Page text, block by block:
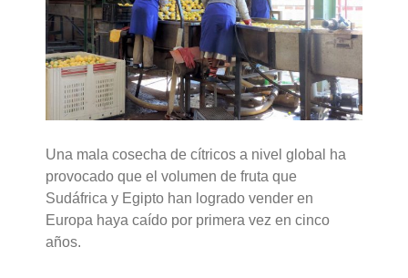
Una mala cosecha de cítricos a nivel global ha
provocado que el volumen de fruta que
Sudáfrica y Egipto han logrado vender en
Europa haya caído por primera vez en cinco
años.